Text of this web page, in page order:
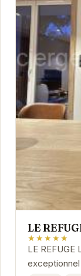
LE
★★★★★
LE REFUGE